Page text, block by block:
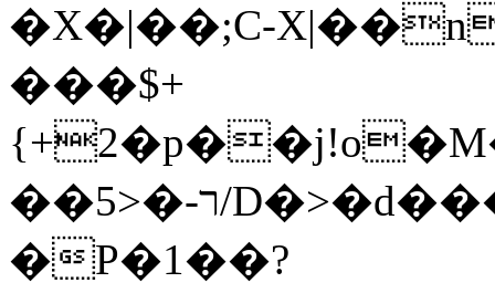
�X�|��;Ϲ-
���$+
��ר-�<5/D�>�d�����1!u8JP�@TE�
�P�1��?